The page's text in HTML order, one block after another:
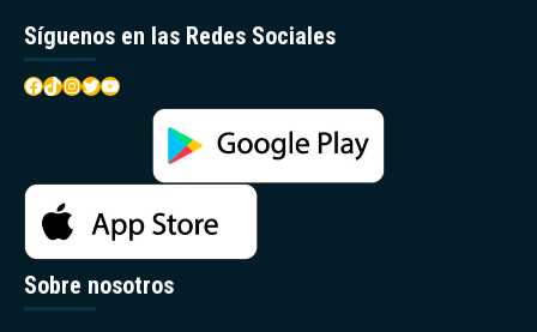
Síguenos en las Redes Sociales
Facebook
TikTok
Instagram
Twitter
YouTube
Sobre nosotros